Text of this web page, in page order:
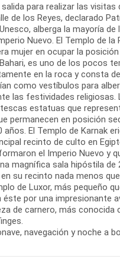
para realizar las visitas
de los Reyes, declarado
alberga la mayoría de
Nuevo. El Templo de la
mujer en ocupar la posición
es uno de los pocos
en la roca y consta
como vestíbulos para
las festividades religiosas.
estatuas que
permanecen en posición
años. El Templo de Karnak
recinto de culto en
el Imperio Nuevo y
magnífica sala hipóstila de
su recinto nada menos
de Luxor, más pequeño
por una impresionante
de carnero, más conocida
navegación y noche a